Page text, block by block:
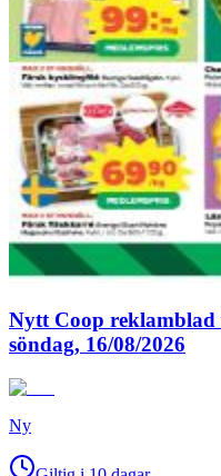
Nytt Coop
söndag, 16/08/2026
Ny